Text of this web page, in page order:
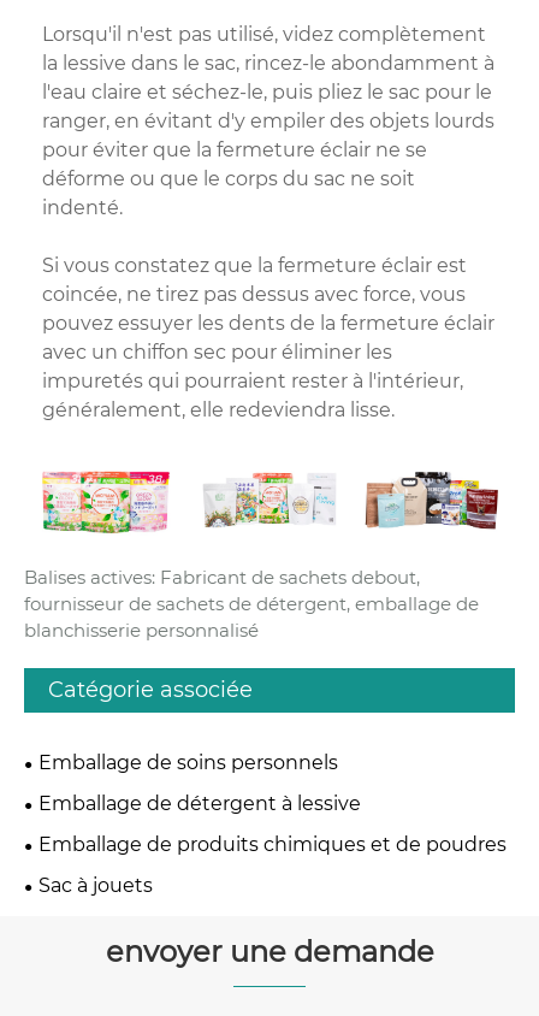
Lorsqu'il n'est pas utilisé, videz complètement
la lessive dans le sac, rincez-le abondamment à
l'eau claire et séchez-le, puis pliez le sac pour le
ranger, en évitant d'y empiler des objets lourds
pour éviter que la fermeture éclair ne se
déforme ou que le corps du sac ne soit
indenté.
Si vous constatez que la fermeture éclair est
coincée, ne tirez pas dessus avec force, vous
pouvez essuyer les dents de la fermeture éclair
avec un chiffon sec pour éliminer les
impuretés qui pourraient rester à l'intérieur,
généralement, elle redeviendra lisse.
Balises actives: Fabricant de sachets debout,
fournisseur de sachets de détergent, emballage de
blanchisserie personnalisé
Catégorie associée
Emballage de soins personnels
Emballage de détergent à lessive
Emballage de produits chimiques et de poudres
Sac à jouets
envoyer une demande